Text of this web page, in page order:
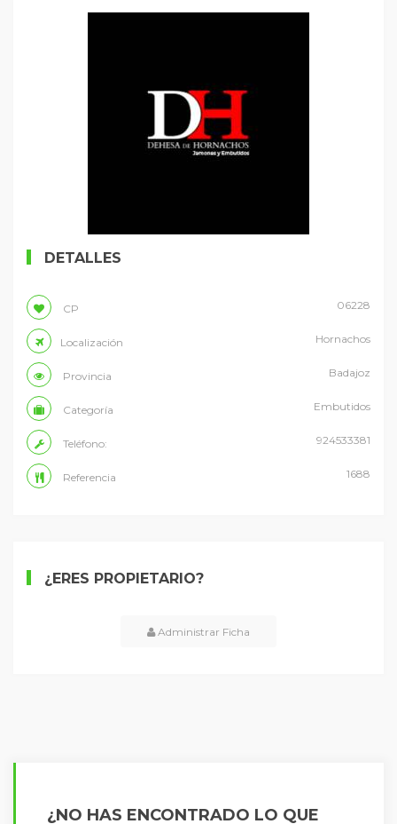
DETALLES
CP 06228
Localización Hornachos
Provincia Badajoz
Categoría Embutidos
Teléfono: 924533381
Referencia 1688
¿ERES PROPIETARIO?
Administrar Ficha
¿NO HAS ENCONTRADO LO QUE